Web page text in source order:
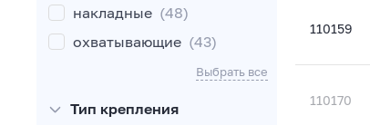
Tecno (5)
UGREEN (1)
накладные (48)
охватывающие (43)
Выбрать все
Тип крепления
110159
110170